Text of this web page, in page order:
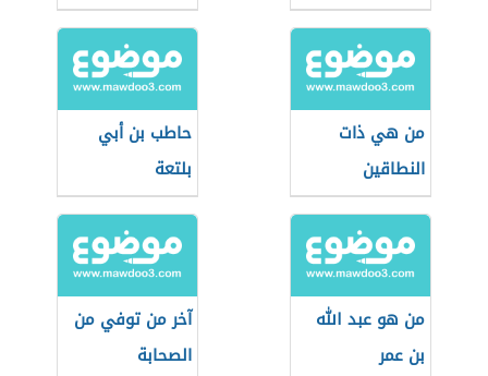
من هي ذات
النطاقين
حاطب بن أبي
بلتعة
من هو عبد الله
بن عمر
آخر من توفي من
الصحابة